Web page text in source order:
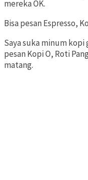
mereka OK.
Bisa pesan Espresso,
Saya suka minum kopi
pesan Kopi O, Roti
matang.